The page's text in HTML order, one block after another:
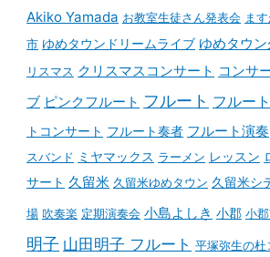
Akiko Yamada お教室生徒さん発表会 ま
市 ゆめタウンドリームライブ ゆめタウ
リスマス クリスマスコンサート コンサ
ブ ピンクフルート フルート フルー
トコンサート フルート奏者 フルート演奏
スバンド ミヤマックス ラーメン レッスン
サート 久留米 久留米ゆめタウン 久留米シ
場 吹奏楽 定期演奏会 小島よしき 小郡 小
明子 山田明子 フルート 平塚弥生の杜